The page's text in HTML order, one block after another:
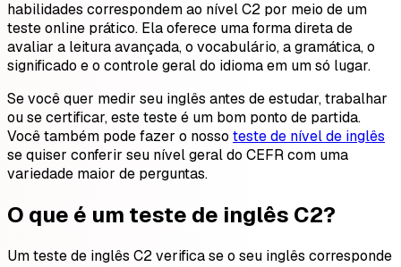
habilidades correspondem ao nível C2 por meio de um
teste online prático. Ela oferece uma forma direta de
avaliar a leitura avançada, o vocabulário, a gramática, o
significado e o controle geral do idioma em um só lugar.
Se você quer medir seu inglês antes de estudar, trabalhar
ou se certificar, este teste é um bom ponto de partida.
Você também pode fazer o nosso teste de nível de inglês
se quiser conferir seu nível geral do CEFR com uma
variedade maior de perguntas.
O que é um teste de inglês C2?
Um teste de inglês C2 verifica se o seu inglês corresponde